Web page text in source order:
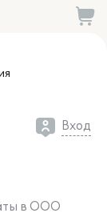
Вход
в ООО